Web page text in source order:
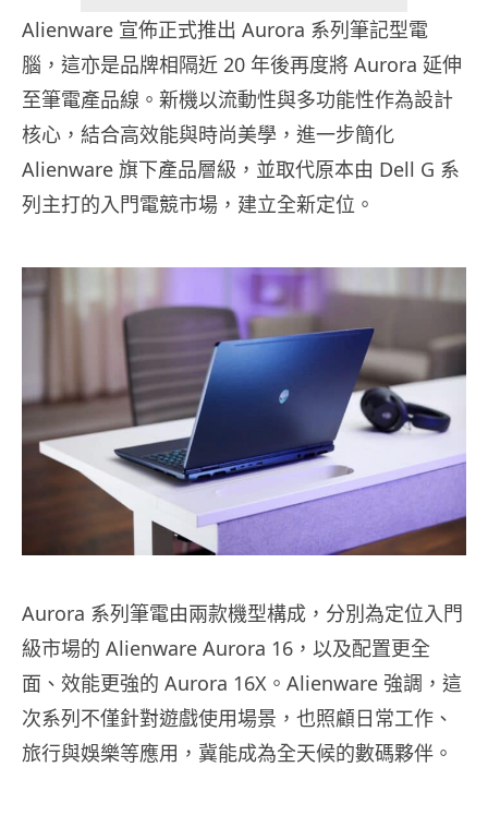
Alienware 宣佈正式推出 Aurora 系列筆記型電
腦，這亦是品牌相隔近 20 年後再度將 Aurora 延伸
至筆電產品線。新機以流動性與多功能性作為設計
核心，結合高效能與時尚美學，進一步簡化
Alienware 旗下產品層級，並取代原本由 Dell G 系
列主打的入門電競市場，建立全新定位。
Aurora 系列筆電由兩款機型構成，分別為定位入門
級市場的 Alienware Aurora 16，以及配置更全
面、效能更強的 Aurora 16X。Alienware 強調，這
次系列不僅針對遊戲使用場景，也照顧日常工作、
旅行與娛樂等應用，冀能成為全天候的數碼夥伴。